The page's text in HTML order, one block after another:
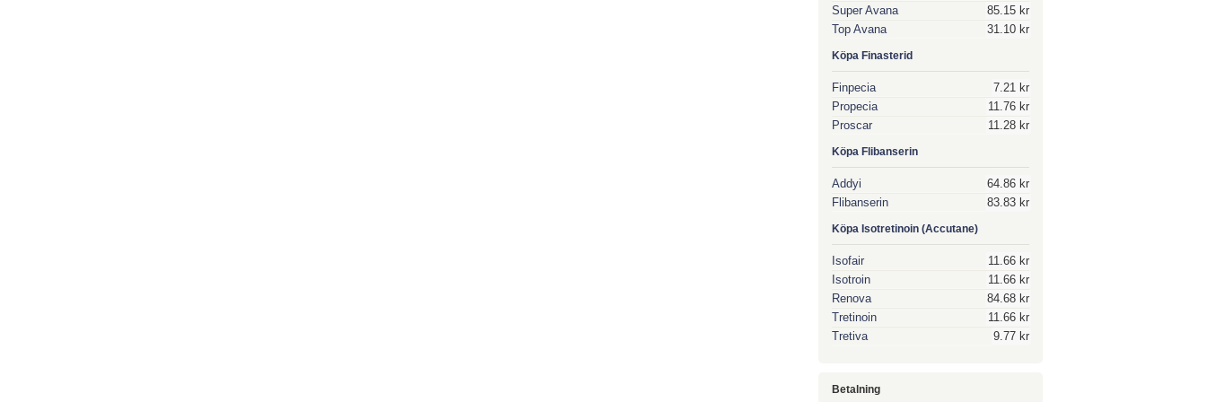
Super Avana
85.15 kr
Top Avana
31.10 kr
Köpa Finasterid
Finpecia
7.21 kr
Propecia
11.76 kr
Proscar
11.28 kr
Köpa Flibanserin
Addyi
64.86 kr
Flibanserin
83.83 kr
Köpa Isotretinoin (Accutane)
Isofair
11.66 kr
Isotroin
11.66 kr
Renova
84.68 kr
Tretinoin
11.66 kr
Tretiva
9.77 kr
Betalning